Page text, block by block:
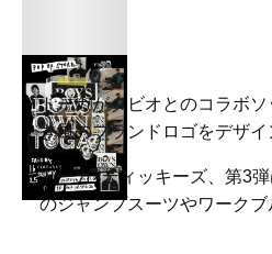
トーガがタビオとのコラボ
き風のブランドロゴをデザイ
トーガ×ディッキーズ、第3
のジャンプスーツやワーク